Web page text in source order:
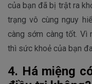
của bạn đã bị trật ra
trạng vô cùng nguy
càng sớm càng tốt. Vì
thì sức khoẻ của bạn
4. Há miệng